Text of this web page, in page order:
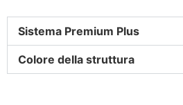
Sistema Premium Plus
Colore della struttura